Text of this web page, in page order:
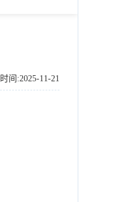
时间:2025-11-21